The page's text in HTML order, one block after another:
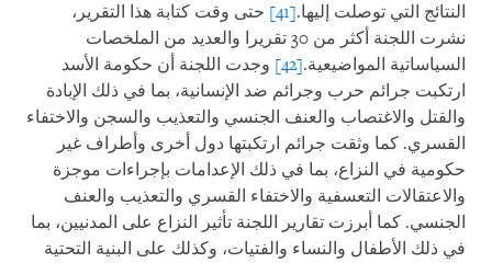
النتائج التي توصلت إليها.[41]
حتى وقت كتابة هذا التقرير،
نشرت اللجنة أكثر من 30 تقريرا والعديد من الملخصات
السياساتية المواضيعية.[42]
وجدت اللجنة أن حكومة الأسد
ارتكبت جرائم حرب وجرائم ضد الإنسانية، بما في ذلك الإبادة
والقتل والاغتصاب والعنف الجنسي والتعذيب والسجن والاختفاء
القسري. كما وثقت جرائم ارتكبتها دول أخرى وأطراف غير
حكومية في النزاع، بما في ذلك الإعدامات بإجراءات موجزة
والاعتقالات التعسفية والاختفاء القسري والتعذيب والعنف
الجنسي. كما أبرزت تقارير اللجنة تأثير النزاع على المدنيين، بما
في ذلك الأطفال والنساء والفتيات، وكذلك على البنية التحتية